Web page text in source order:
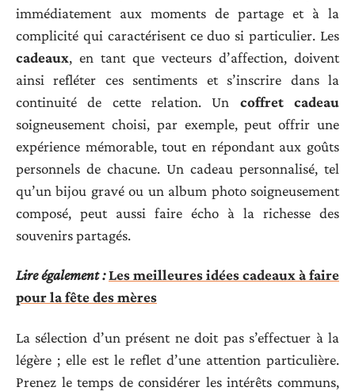
immédiatement aux moments de partage et à la
complicité qui caractérisent ce duo si particulier. Les
cadeaux, en tant que vecteurs d’affection, doivent
ainsi refléter ces sentiments et s’inscrire dans la
continuité de cette relation. Un coffret cadeau
soigneusement choisi, par exemple, peut offrir une
expérience mémorable, tout en répondant aux goûts
personnels de chacune. Un cadeau personnalisé, tel
qu’un bijou gravé ou un album photo soigneusement
composé, peut aussi faire écho à la richesse des
souvenirs partagés.
Lire également :Les meilleures idées cadeaux à faire
pour la fête des mères
La sélection d’un présent ne doit pas s’effectuer à la
légère ; elle est le reflet d’une attention particulière.
Prenez le temps de considérer les intérêts communs,